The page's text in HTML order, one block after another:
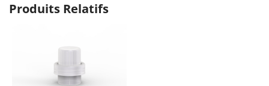
Produits Relatifs